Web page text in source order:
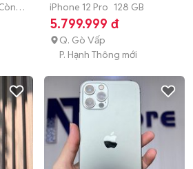
iPhone 12 Pro 128 GB
5.799.999 đ
Q. Gò Vấp
P. Hạnh Thông mới